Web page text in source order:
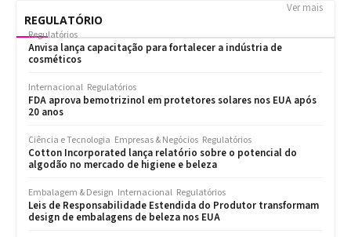
REGULATÓRIO
Ver mais
Regulatórios
Anvisa lança capacitação para fortalecer a indústria de
cosméticos
Internacional Regulatórios
FDA aprova bemotrizinol em protetores solares nos EUA após
20 anos
Ciência e Tecnologia Empresas & Negócios Regulatórios
Cotton Incorporated lança relatório sobre o potencial do
algodão no mercado de higiene e beleza
Embalagem & Design Internacional Regulatórios
Leis de Responsabilidade Estendida do Produtor transformam
design de embalagens de beleza nos EUA